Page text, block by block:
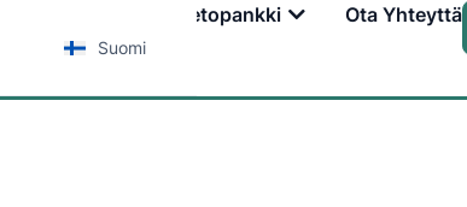
Suomi
Tietopankki Ota Yhteyttä